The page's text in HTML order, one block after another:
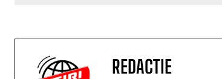
REDACTIE